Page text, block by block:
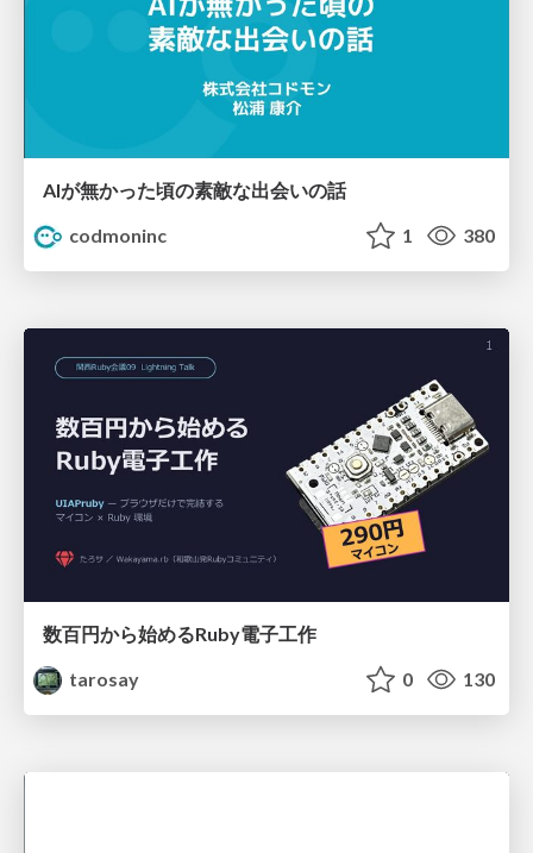
AIが無かった頃の素敵な出会いの話
codmoninc
1 380
数百円から始めるRuby電子工作
tarosay
0 130